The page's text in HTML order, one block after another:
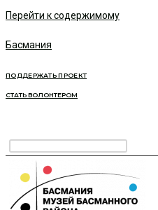
Перейти к содержимому
Басмания
ПОДДЕРЖАТЬ ПРОЕКТ
СТАТЬ ВОЛОНТЕРОМ